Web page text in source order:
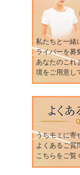
私たちと一緒
ライバーを募
あなたのこれ
境をご用意し
うちモミに寄
よくあるご質
こちらをご覧